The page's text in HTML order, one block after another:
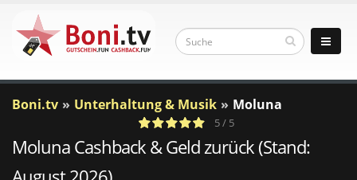
Boni.tv Unterhaltung & Musik Moluna
a
c
1 Votes
5 / 5
Moluna Cashback & Geld zurück (Stand: